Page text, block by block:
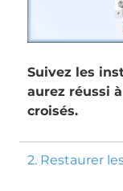
Suivez les
aurez réussi
croisés.
2. Restaurer